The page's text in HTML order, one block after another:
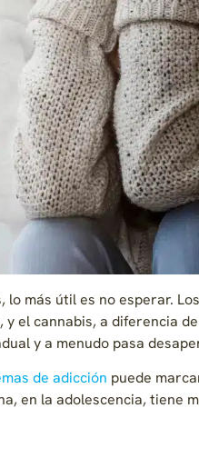
más útil es no esperar. Los
y el cannabis, a diferencia
y a menudo pasa
de adicción puede
en la adolescencia, tiene